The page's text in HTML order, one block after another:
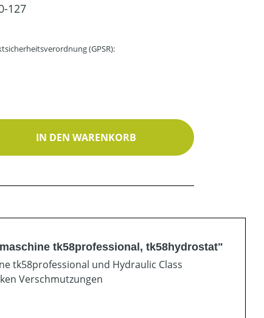
127
(GPSR):
den gewünschten Wert ein oder
IN DEN WARENKORB
tk58professional, tk58hydrostat"
tk58professional und Hydraulic Class
Verschmutzungen